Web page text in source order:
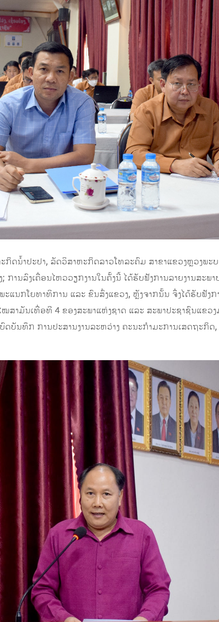
ດນໍ້າປະປາ, ລັດວິສາຫະກິດລາວໂທລະຄົມ ສາຂາແຂວງຫຼວງພະ
; ການລົງເຄື່ອນໄຫວວຽກງານໃນຄັ້ງນີ້ ໄດ້ຮັບຟັງການລາຍງານສະພາ
ພະແນກໂຍທາທິການ ແລະ ຂົນສົ່ງແຂວງ, ຫຼັງຈາກນັ້ນ ຈຶ່ງໄດ້ຮັບຟັງ
ໝສາມັນເທື່ອທີ 4 ຂອງສະພາແຫ່ງຊາດ ແລະ ສະພາປະຊາຊົນແຂວງ
ດບັນທຶກ ການປະສານງານລະຫວ່າງ ຄະນະກຳມະການເສດຖະກິດ